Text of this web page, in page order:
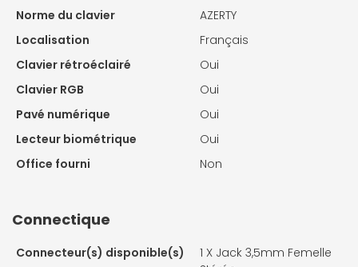
Norme du clavier
AZERTY
Localisation
Français
Clavier rétroéclairé
Oui
Clavier RGB
Oui
Pavé numérique
Oui
Lecteur biométrique
Oui
Office fourni
Non
Connectique
Connecteur(s) disponible(s) 1 X Jack 3,5mm Femelle